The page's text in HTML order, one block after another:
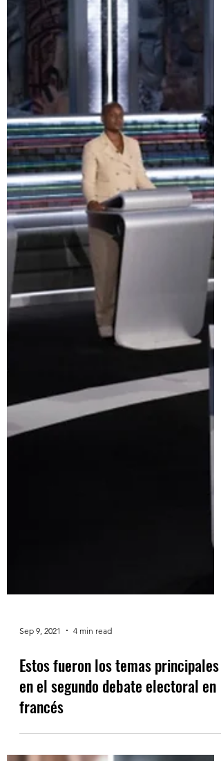
Los líderes de los partidos
federales se preparan para el
debate en inglés de esta noche